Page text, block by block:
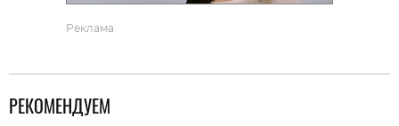
Реклама
РЕКОМЕНДУЕМ